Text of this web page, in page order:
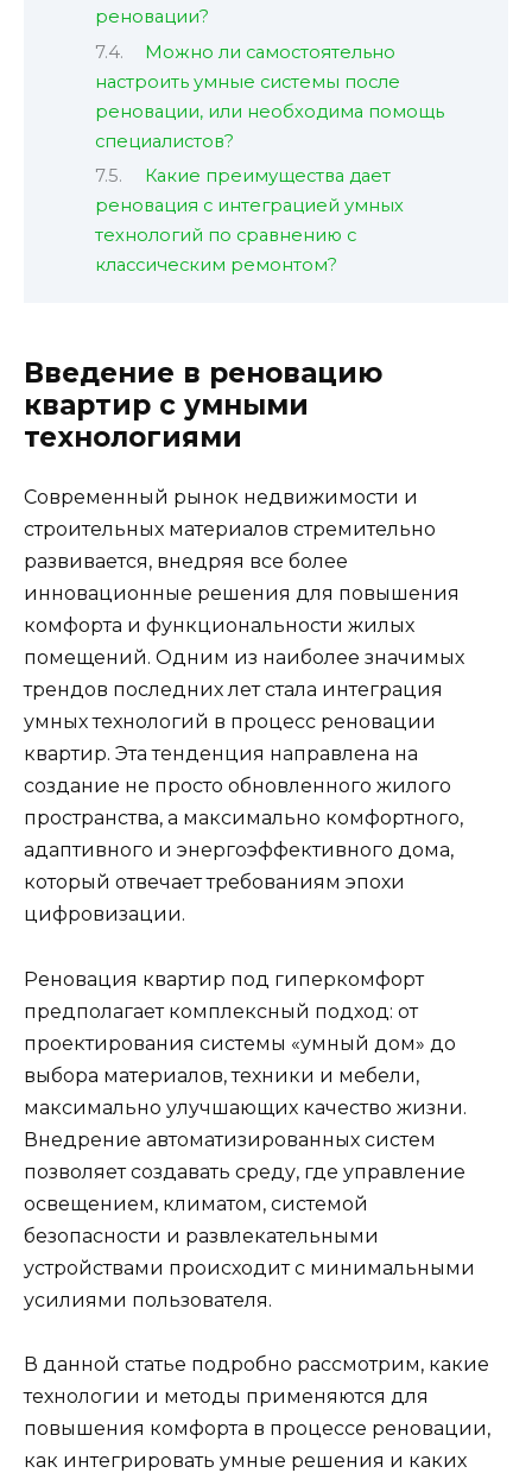
реновации?
Можно ли самостоятельно
настроить умные системы после
реновации, или необходима помощь
специалистов?
Какие преимущества дает
реновация с интеграцией умных
технологий по сравнению с
классическим ремонтом?
Введение в реновацию
квартир с умными
технологиями
Современный рынок недвижимости и
строительных материалов стремительно
развивается, внедряя все более
инновационные решения для повышения
комфорта и функциональности жилых
помещений. Одним из наиболее значимых
трендов последних лет стала интеграция
умных технологий в процесс реновации
квартир. Эта тенденция направлена на
создание не просто обновленного жилого
пространства, а максимально комфортного,
адаптивного и энергоэффективного дома,
который отвечает требованиям эпохи
цифровизации.
Реновация квартир под гиперкомфорт
предполагает комплексный подход: от
проектирования системы «умный дом» до
выбора материалов, техники и мебели,
максимально улучшающих качество жизни.
Внедрение автоматизированных систем
позволяет создавать среду, где управление
освещением, климатом, системой
безопасности и развлекательными
устройствами происходит с минимальными
усилиями пользователя.
В данной статье подробно рассмотрим, какие
технологии и методы применяются для
повышения комфорта в процессе реновации,
как интегрировать умные решения и каких